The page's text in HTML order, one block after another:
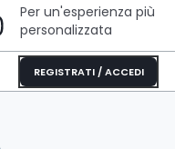
Per un'esperienza più
personalizzata
REGISTRATI / ACCEDI